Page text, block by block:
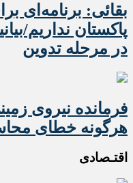
بقائی: برنامه‌ای
پاکستان نداریم/
در مرحله تدوین
فرمانده نیروی
هرگونه خطای
اقتـصادی